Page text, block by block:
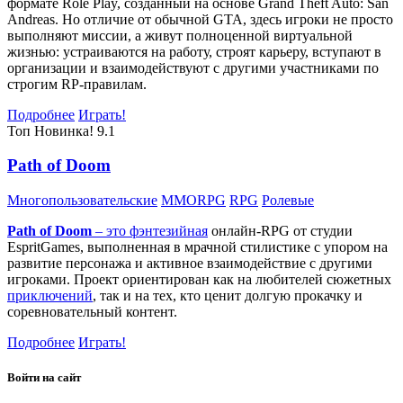
Andreas. Но отличие от обычной GTA, здесь игроки не просто
выполняют миссии, а живут полноценной виртуальной
жизнью: устраиваются на работу, строят карьеру, вступают в
организации и взаимодействуют с другими участниками по
строгим RP-правилам.
Подробнее Играть!
Топ Новинка! 9.1
Path of Doom
Многопользовательские MMORPG RPG Ролевые
Path of Doom – это фэнтезийная онлайн-RPG от студии
EspritGames, выполненная в мрачной стилистике с упором на
развитие персонажа и активное взаимодействие с другими
игроками. Проект ориентирован как на любителей сюжетных
приключений, так и на тех, кто ценит долгую прокачку и
соревновательный контент.
Подробнее Играть!
Войти на сайт